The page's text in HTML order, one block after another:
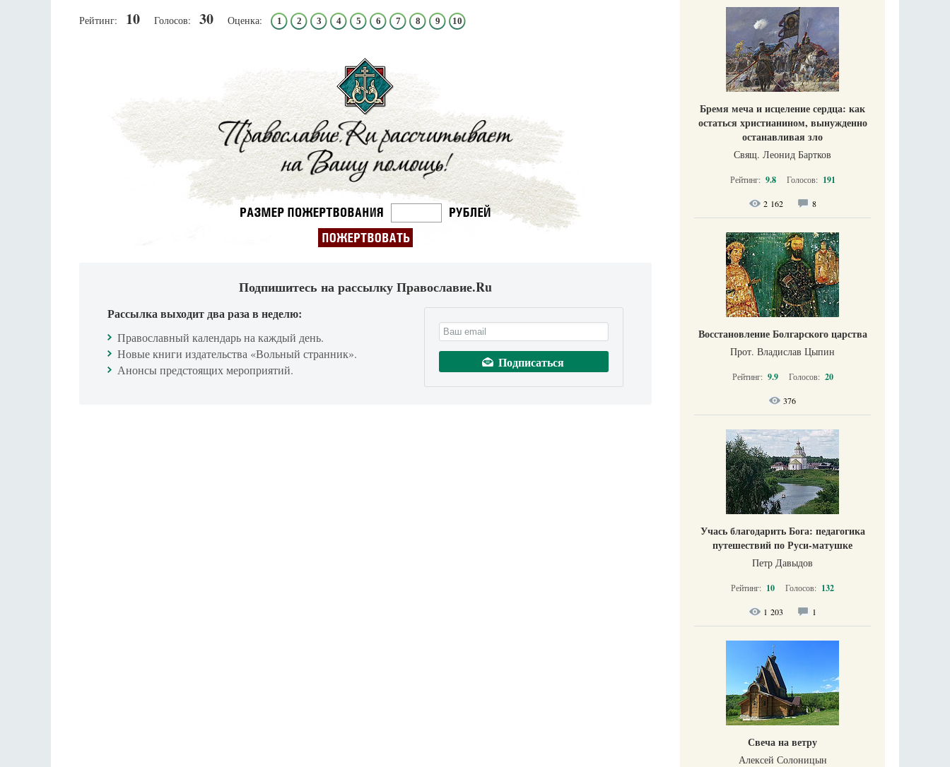
Рейтинг: 10 Голосов: 30 Оценка: 1 2 3 4 5 6 7 8 9 10
Подпишитесь на рассылку Православие.Ru
Рассылка выходит два раза в неделю:
Православный календарь на каждый день.
Новые книги издательства «Вольный странник».
Анонсы предстоящих мероприятий.
Бремя меча и исцеление сердца: как
остаться христианином, вынужденно
останавливая зло
Свящ. Леонид Бартков
Рейтинг: 9.8 Голосов: 191
2 162 8
Восстановление Болгарского царства
Прот. Владислав Цыпин
Рейтинг: 9.9 Голосов: 20
376
Учась благодарить Бога: педагогика
путешествий по Руси-матушке
Петр Давыдов
Рейтинг: 10 Голосов: 132
1 203 1
Свеча на ветру
Алексей Солоницын